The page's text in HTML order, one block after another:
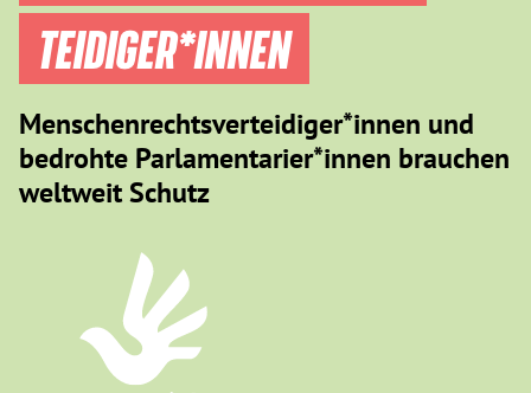
TEIDIGER­*INNEN
Menschenrechtsverteidiger*innen und
bedrohte Parlamentarier*innen brauchen
weltweit Schutz